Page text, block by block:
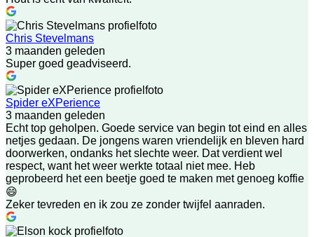
Chris Stevelmans
3 maanden geleden
Super goed geadviseerd.
Spider eXPerience
3 maanden geleden
Echt top geholpen. Goede service van begin tot eind en alles
netjes gedaan. De jongens waren vriendelijk en bleven hard
doorwerken, ondanks het slechte weer. Dat verdient wel
respect, want het weer werkte totaal niet mee. Heb
geprobeerd het een beetje goed te maken met genoeg koffie
😄
Zeker tevreden en ik zou ze zonder twijfel aanraden.